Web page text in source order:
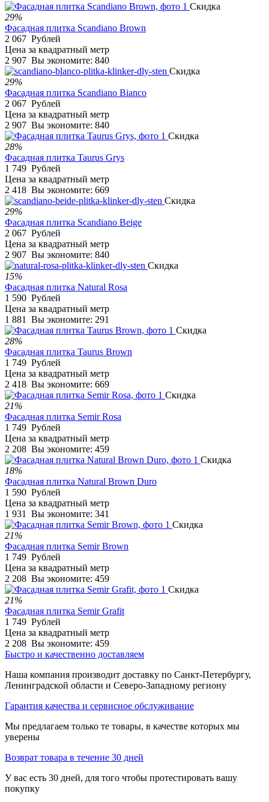
Скидка
29%
Фасадная плитка Scandiano Brown
2 067 Рублей
Цена за квадратный метр
2 907 Вы экономите: 840
Скидка
29%
Фасадная плитка Scandiano Bianco
2 067 Рублей
Цена за квадратный метр
2 907 Вы экономите: 840
Скидка
28%
Фасадная плитка Taurus Grys
1 749 Рублей
Цена за квадратный метр
2 418 Вы экономите: 669
Скидка
29%
Фасадная плитка Scandiano Beige
2 067 Рублей
Цена за квадратный метр
2 907 Вы экономите: 840
Скидка
15%
Фасадная плитка Natural Rosa
1 590 Рублей
Цена за квадратный метр
1 881
Вы экономите: 291
Скидка
28%
Фасадная плитка Taurus Brown
1 749 Рублей
Цена за квадратный метр
2 418 Вы экономите: 669
Скидка
21%
Фасадная плитка Semir Rosa
1 749 Рублей
Цена за квадратный метр
2 208 Вы экономите: 459
Скидка
18%
Фасадная плитка Natural Brown Duro
1 590 Рублей
Цена за квадратный метр
1 931
Вы экономите: 341
Скидка
21%
Фасадная плитка Semir Brown
1 749 Рублей
Цена за квадратный метр
2 208 Вы экономите: 459
Скидка
21%
Фасадная плитка Semir Grafit
1 749 Рублей
Цена за квадратный метр
2 208 Вы экономите: 459
Быстро и качественно доставляем
Наша компания производит доставку по Санкт-Петербургу,
Ленинградской области и Северо-Западному региону
Гарантия качества и сервисное обслуживание
Мы предлагаем только те товары, в качестве которых мы
уверены
Возврат товара в течение 30 дней
У вас есть 30 дней, для того чтобы протестировать вашу
покупку